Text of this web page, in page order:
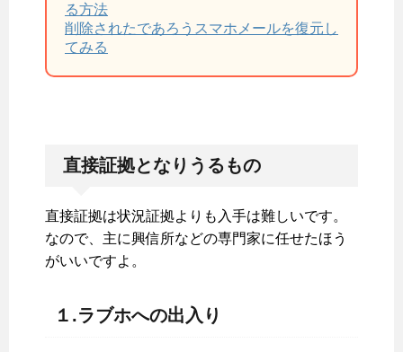
る方法
削除されたであろうスマホメールを復元し
てみる
直接証拠となりうるもの
直接証拠は状況証拠よりも入手は難しいです。
なので、主に興信所などの専門家に任せたほう
がいいですよ。
１.ラブホへの出入り